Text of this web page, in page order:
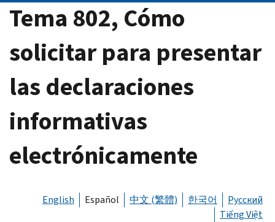
Tema 802, Cómo
solicitar para presentar
las declaraciones
informativas
electrónicamente
English Español 中文 (繁體) 한국어
Русский
Tiếng Việt